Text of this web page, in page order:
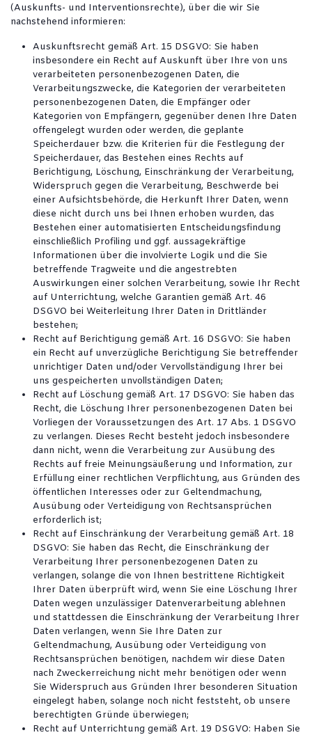
(Auskunfts- und Interventionsrechte), über die wir Sie
nachstehend informieren:
Auskunftsrecht gemäß Art. 15 DSGVO: Sie haben
insbesondere ein Recht auf Auskunft über Ihre von uns
verarbeiteten personenbezogenen Daten, die
Verarbeitungszwecke, die Kategorien der verarbeiteten
personenbezogenen Daten, die Empfänger oder
Kategorien von Empfängern, gegenüber denen Ihre Daten
offengelegt wurden oder werden, die geplante
Speicherdauer bzw. die Kriterien für die Festlegung der
Speicherdauer, das Bestehen eines Rechts auf
Berichtigung, Löschung, Einschränkung der Verarbeitung,
Widerspruch gegen die Verarbeitung, Beschwerde bei
einer Aufsichtsbehörde, die Herkunft Ihrer Daten, wenn
diese nicht durch uns bei Ihnen erhoben wurden, das
Bestehen einer automatisierten Entscheidungsfindung
einschließlich Profiling und ggf. aussagekräftige
Informationen über die involvierte Logik und die Sie
betreffende Tragweite und die angestrebten
Auswirkungen einer solchen Verarbeitung, sowie Ihr Recht
auf Unterrichtung, welche Garantien gemäß Art. 46
DSGVO bei Weiterleitung Ihrer Daten in Drittländer
bestehen;
Recht auf Berichtigung gemäß Art. 16 DSGVO: Sie haben
ein Recht auf unverzügliche Berichtigung Sie betreffender
unrichtiger Daten und/oder Vervollständigung Ihrer bei
uns gespeicherten unvollständigen Daten;
Recht auf Löschung gemäß Art. 17 DSGVO: Sie haben das
Recht, die Löschung Ihrer personenbezogenen Daten bei
Vorliegen der Voraussetzungen des Art. 17 Abs. 1 DSGVO
zu verlangen. Dieses Recht besteht jedoch insbesondere
dann nicht, wenn die Verarbeitung zur Ausübung des
Rechts auf freie Meinungsäußerung und Information, zur
Erfüllung einer rechtlichen Verpflichtung, aus Gründen des
öffentlichen Interesses oder zur Geltendmachung,
Ausübung oder Verteidigung von Rechtsansprüchen
erforderlich ist;
Recht auf Einschränkung der Verarbeitung gemäß Art. 18
DSGVO: Sie haben das Recht, die Einschränkung der
Verarbeitung Ihrer personenbezogenen Daten zu
verlangen, solange die von Ihnen bestrittene Richtigkeit
Ihrer Daten überprüft wird, wenn Sie eine Löschung Ihrer
Daten wegen unzulässiger Datenverarbeitung ablehnen
und stattdessen die Einschränkung der Verarbeitung Ihrer
Daten verlangen, wenn Sie Ihre Daten zur
Geltendmachung, Ausübung oder Verteidigung von
Rechtsansprüchen benötigen, nachdem wir diese Daten
nach Zweckerreichung nicht mehr benötigen oder wenn
Sie Widerspruch aus Gründen Ihrer besonderen Situation
eingelegt haben, solange noch nicht feststeht, ob unsere
berechtigten Gründe überwiegen;
Recht auf Unterrichtung gemäß Art. 19 DSGVO: Haben Sie